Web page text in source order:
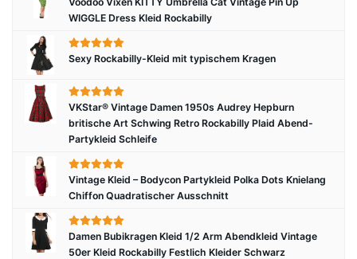
WIGGLE Dress Kleid Rockabilly
Sexy Rockabilly-Kleid mit typischem Kragen
VKStar® Vintage Damen 1950s Audrey Hepburn
britische Art Schwing Retro Rockabilly Plaid Abend-
Partykleid Schleife
Vintage Kleid – Bodycon Partykleid Polka Dots Knielang
Chiffon Quadratischer Ausschnitt
Damen Bubikragen Kleid 1/2 Arm Abendkleid Vintage
50er Kleid Rockabilly Festlich Kleider Schwarz